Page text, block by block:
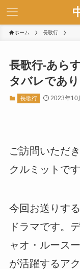
ホーム 長歌行
長歌行-あら
タバレであり
長歌行 2023年10
ご訪問いただ
クルミットで
今回お送りす
ドラマです。
ャオ・ルース
が活躍するア